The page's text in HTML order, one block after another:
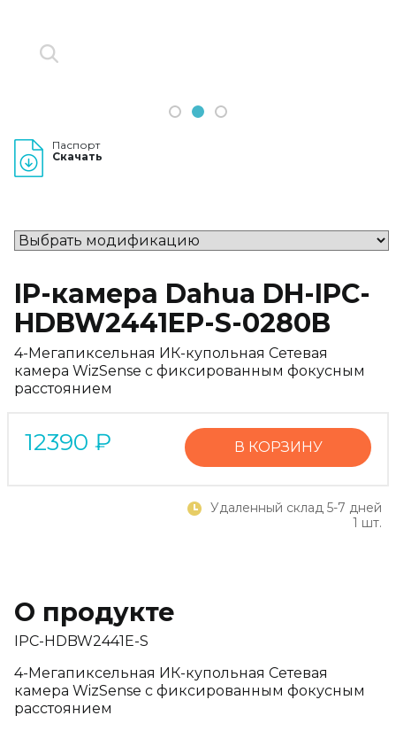
1 2 3
Паспорт
Скачать
IP-камера Dahua DH-IPC-
HDBW2441EP-S-0280B
4-Мегапиксельная ИК-купольная Сетевая
камера WizSense с фиксированным фокусным
расстоянием
12390 ₽ В КОРЗИНУ
Удаленный склад 5-7 дней
1 шт.
О продукте
IPC-HDBW2441E-S
4-Мегапиксельная ИК-купольная Сетевая
камера WizSense с фиксированным фокусным
расстоянием